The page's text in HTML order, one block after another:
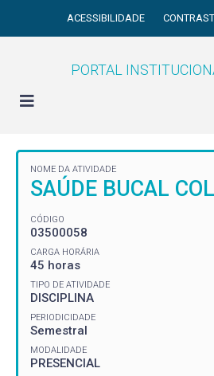
ACESSIBILIDADE
PORTAL
NOME DA ATIVIDADE
SAÚDE BUCAL
CÓDIGO
03500058
CARGA HORÁRIA
45 horas
TIPO DE ATIVIDADE
DISCIPLINA
PERIODICIDADE
Semestral
MODALIDADE
PRESENCIAL